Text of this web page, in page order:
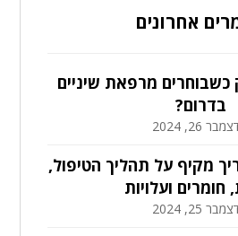
אחרונים
מרפאת שיניים
בדרום?
26, 2024
מקיף על תהליך הטיפול,
חומרים ועלויות
25, 2024